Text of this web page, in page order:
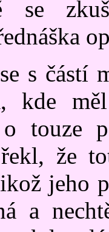
se
s částí
kde
touze
že
jeho
a